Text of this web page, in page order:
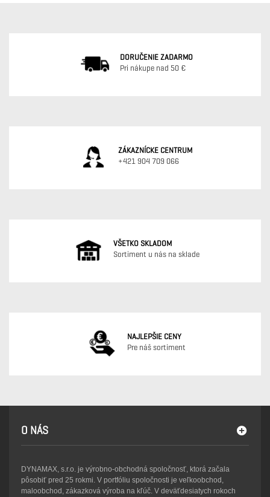
DORUČENIE ZADARMO
Pri nákupe nad 50 €
ZÁKAZNÍCKE CENTRUM
+421 904 709 066
VŠETKO SKLADOM
Sortiment u nás na sklade
NAJLEPŠIE CENY
Pre náš sortiment
O NÁS
DYNAMAX, s.r.o. je výrobno-obchodná spoločnosť, ktorá začala
pôsobiť pred 25 rokmi. V portfóliu spoločnosti je veľkoobchod,
maloobchod, zákazková výroba na kľúč. V deväťdesiatych rokoch